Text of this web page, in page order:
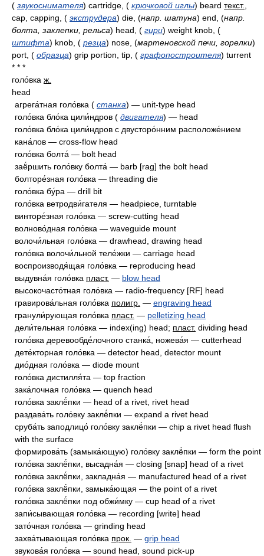
( звукоснимателя) cartridge, ( крючковой иглы) beard текст.
cap, capping, ( экструдера) die, (напр. шатуна) end, (напр.
болта, заклепки, рельса) head, ( гири) weight knob, (
штифта) knob, ( резца) nose, (мартеновской печи, горелки)
port, ( образца) grip portion, tip, ( графопостроителя) turrent
* * *
голо́вка ж.
head
агрега́тная голо́вка ( станка) — unit-type head
голо́вка бло́ка цили́ндров ( двигателя) — head
голо́вка бло́ка цили́ндров с двусторо́нним расположе́нием
кана́лов — cross-flow head
голо́вка болта́ — bolt head
заё́ршить голо́вку болта́ — barb [rag] the bolt head
болторе́зная голо́вка — threading die
голо́вка бу́ра — drill bit
голо́вка ветродви́гателя — headpiece, turntable
винторе́зная голо́вка — screw-cutting head
волново́дная голо́вка — waveguide mount
волочи́льная голо́вка — drawhead, drawing head
голо́вка волочи́льной теле́жки — carriage head
воспроизводя́щая голо́вка — reproducing head
выдувна́я голо́вка пласт. — blow head
высокочасто́тная голо́вка — radio-frequency [RF] head
гравирова́льная голо́вка полигр. — engraving head
гранули́рующая голо́вка пласт. — pelletizing head
дели́тельная голо́вка — index(ing) head; пласт. dividing head
голо́вка деревообде́лочного станка́, ножева́я — cutterhead
дете́кторная голо́вка — detector head, detector mount
дио́дная голо́вка — diode mount
голо́вка дистилля́та — top fraction
зака́лочная голо́вка — quench head
голо́вка заклё́пки — head of a rivet, rivet head
раздава́ть голо́вку заклё́пки — expand a rivet head
сруба́ть заподлицо́ голо́вку заклё́пки — chip a rivet head flush
with the surface
формирова́ть (замыка́ющую) голо́вку заклё́пки — form the point
голо́вка заклё́пки, высадна́я — closing [snap] head of a rivet
голо́вка заклё́пки, закладна́я — manufactured head of a rivet
голо́вка заклё́пки, замыка́ющая — the point of a rivet
голо́вка заклё́пки под обжи́мку — cup head of a rivet
запи́сывающая голо́вка — recording [write] head
зато́чная голо́вка — grinding head
захва́тывающая голо́вка прок. — grip head
звукова́я голо́вка — sound head, sound pick-up